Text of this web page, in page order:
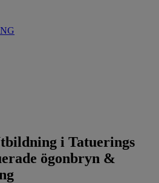
i Tatuerings
ögonbryn &